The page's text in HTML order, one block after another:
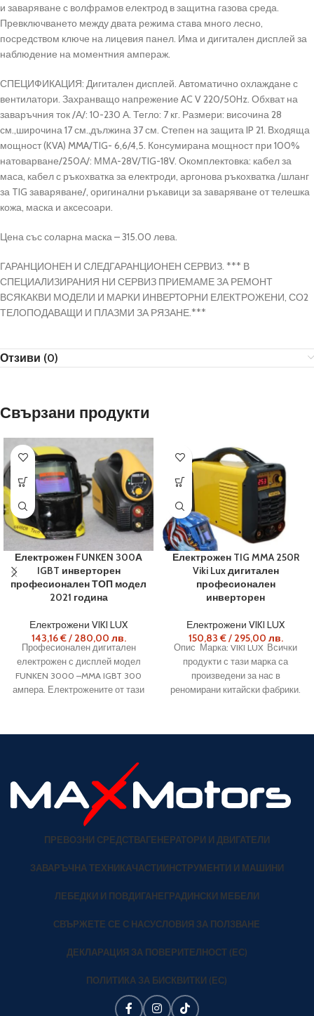
и заваряване с волфрамов електрод в защитна газова среда.
Превключването между двата режима става много лесно,
посредством ключе на лицевия панел. Има и дигитален дисплей за
наблюдение на моментния ампераж.
СПЕЦИФИКАЦИЯ: Дигитален дисплей. Автоматично охлаждане с
вентилатори. Захранващо напрежение AC V 220/50Hz. Обхват на
заваръчния ток /А/: 10-230 А. Тегло: 7 кг. Размери: височина 28
см.,широчина 17 см.,дължина 37 см. Степен на защита IP 21. Входяща
мощност (KVA) MMA/TIG- 6,6/4,5. Консумирана мощност при 100%
натоварване/250А/: ММА-28V/TIG-18V. Окомплектовка: кабел за
маса, кабел с ръкохватка за електроди, аргонова ръкохватка /шланг
за TIG заваряване/, оригинални ръкавици за заваряване от телешка
кожа, маска и аксесоари.
Цена със соларна маска – 315.00 лева.
ГАРАНЦИОНЕН И СЛЕДГАРАНЦИОНЕН СЕРВИЗ. *** В
СПЕЦИАЛИЗИРАНИЯ НИ СЕРВИЗ ПРИЕМАМЕ ЗА РЕМОНТ
ВСЯКАКВИ МОДЕЛИ И МАРКИ ИНВЕРТОРНИ ЕЛЕКТРОЖЕНИ, СО2
ТЕЛОПОДАВАЩИ И ПЛАЗМИ ЗА РЯЗАНЕ.***
Отзиви (0)
Свързани продукти
Електрожен FUNKEN 300А
IGBT инверторен
професионален ТОП модел
2021 година
Електрожени VIKI LUX
143,16€/ 280,00 лв.
Професионален дигитален
електрожен с дисплей модел
FUNKEN 3000 –MMA IGBT 300
ампера. Електрожените от тази
Електрожен TIG MMA 250R
Viki Lux дигитален
професионален
инверторен
Електрожени VIKI LUX
150,83 €/ 295,00 лв.
Опис Марка: VIKI LUX Всички
продукти с тази марка са
произведени за нас в
реномирани китайски фабрики.
ПРЕВОЗНИ СРЕДСТВАГЕНЕРАТОРИ И ДВИГАТЕЛИ
ЗАВАРЪЧНА ТЕХНИКАЧАСТИИНСТРУМЕНТИ И МАШИНИ
ЛЕБЕДКИ И ПОВДИГАНЕГРАДИНСКИ МЕБЕЛИ
СВЪРЖЕТЕ СЕ С НАСУСЛОВИЯ ЗА ПОЛЗВАНЕ
ДЕКЛАРАЦИЯ ЗА ПОВЕРИТЕЛНОСТ (ЕС)
ПОЛИТИКА ЗА БИСКВИТКИ (ЕС)